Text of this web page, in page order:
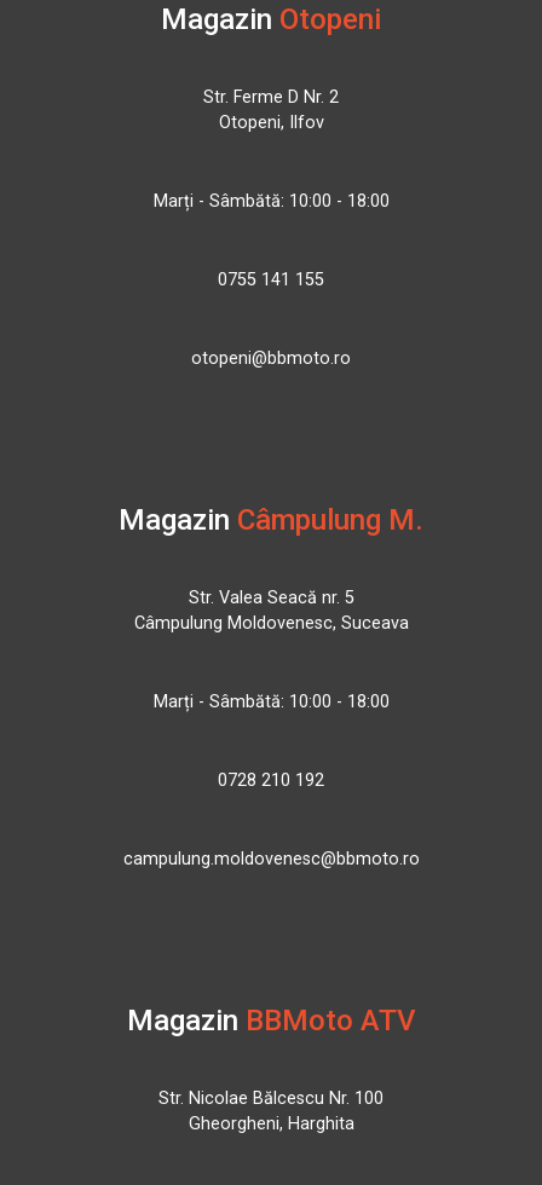
Magazin Otopeni
Str. Ferme D Nr. 2
Otopeni, Ilfov
Marți - Sâmbătă: 10:00 - 18:00
0755 141 155
otopeni@bbmoto.ro
Magazin Câmpulung M.
Str. Valea Seacă nr. 5
Câmpulung Moldovenesc, Suceava
Marți - Sâmbătă: 10:00 - 18:00
0728 210 192
campulung.moldovenesc@bbmoto.ro
Magazin BBMoto ATV
Str. Nicolae Bălcescu Nr. 100
Gheorgheni, Harghita